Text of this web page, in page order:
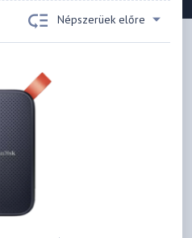
Népszerüek előre